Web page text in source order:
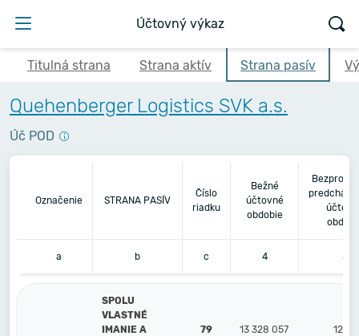
Účtovný výkaz
Titulná strana Strana aktív Strana pasív
Quehenberger Logistics SVK a.s.
Úč POD
Označenie STRANA PASÍV
Číslo
riadku
Bežné
účtovné
obdobie
a b c 4 5
SPOLU
VLASTNÉ
IMANIE A
79 13 328 057 12